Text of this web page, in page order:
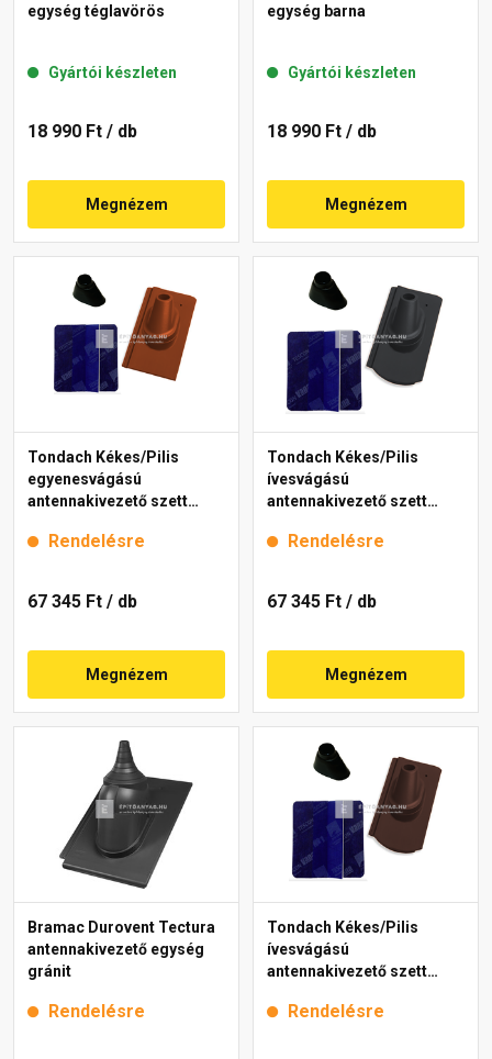
egység téglavörös
Gyártói készleten
18 990 Ft / db
Megnézem
egység barna
Gyártói készleten
18 990 Ft / db
Megnézem
Tondach Kékes/Pilis
egyenesvágású
antennakivezető szett
Rendelésre
67 345 Ft / db
Megnézem
Tondach Kékes/Pilis
ívesvágású
antennakivezető szett
Rendelésre
67 345 Ft / db
Megnézem
Bramac Durovent Tectura
antennakivezető egység
gránit
Rendelésre
Tondach Kékes/Pilis
ívesvágású
antennakivezető szett
Rendelésre